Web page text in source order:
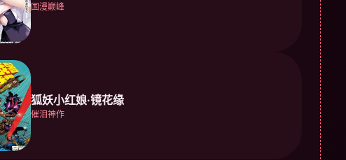
国漫巅峰
狐妖小红娘·镜花缘
催泪神作